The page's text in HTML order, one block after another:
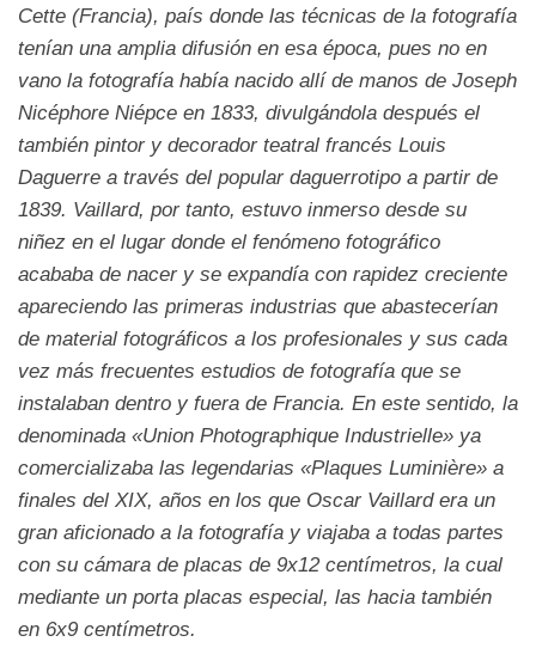
Cette (Francia), país donde las técnicas de la fotografía
tenían una amplia difusión en esa época, pues no en
vano la fotografía había nacido allí de manos de Joseph
Nicéphore Niépce en 1833, divulgándola después el
también pintor y decorador teatral francés Louis
Daguerre a través del popular daguerrotipo a partir de
1839. Vaillard, por tanto, estuvo inmerso desde su
niñez en el lugar donde el fenómeno fotográfico
acababa de nacer y se expandía con rapidez creciente
apareciendo las primeras industrias que abastecerían
de material fotográficos a los profesionales y sus cada
vez más frecuentes estudios de fotografía que se
instalaban dentro y fuera de Francia. En este sentido, la
denominada «Union Photographique Industrielle» ya
comercializaba las legendarias «Plaques Luminière» a
finales del XIX, años en los que Oscar Vaillard era un
gran aficionado a la fotografía y viajaba a todas partes
con su cámara de placas de 9x12 centímetros, la cual
mediante un porta placas especial, las hacia también
en 6x9 centímetros.